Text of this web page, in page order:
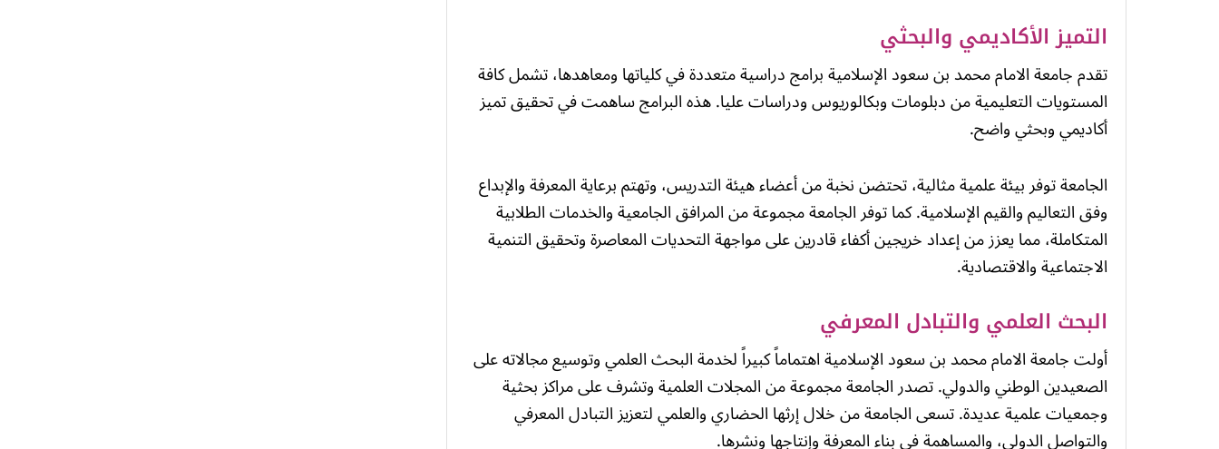
التميز الأكاديمي والبحثي
تقدم جامعة الامام محمد بن سعود الإسلامية برامج دراسية متعددة في كلياتها ومعاهدها، تشمل كافة
المستويات التعليمية من دبلومات وبكالوريوس ودراسات عليا. هذه البرامج ساهمت في تحقيق تميز
أكاديمي وبحثي واضح.
الجامعة توفر بيئة علمية مثالية، تحتضن نخبة من أعضاء هيئة التدريس، وتهتم برعاية المعرفة والإبداع
وفق التعاليم والقيم الإسلامية. كما توفر الجامعة مجموعة من المرافق الجامعية والخدمات الطلابية
المتكاملة، مما يعزز من إعداد خريجين أكفاء قادرين على مواجهة التحديات المعاصرة وتحقيق التنمية
الاجتماعية والاقتصادية.
البحث العلمي والتبادل المعرفي
أولت جامعة الامام محمد بن سعود الإسلامية اهتماماً كبيراً لخدمة البحث العلمي وتوسيع مجالاته على
الصعيدين الوطني والدولي. تصدر الجامعة مجموعة من المجلات العلمية وتشرف على مراكز بحثية
وجمعيات علمية عديدة. تسعى الجامعة من خلال إرثها الحضاري والعلمي لتعزيز التبادل المعرفي
والتواصل الدولي، والمساهمة في بناء المعرفة وإنتاجها ونشرها.